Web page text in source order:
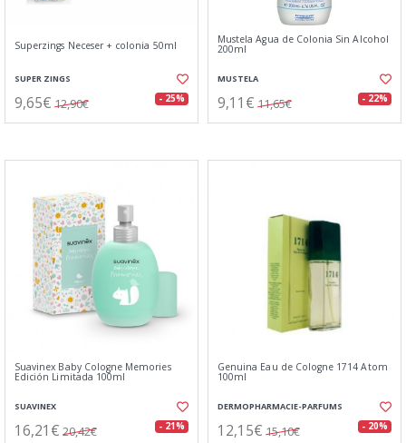
Superzings Neceser + colonia 50ml
SUPER ZINGS
9,65€ 12,90€ - 25%
Mustela Agua de Colonia Sin Alcohol
200ml
MUSTELA
9,11€ 11,65€ - 22%
Suavinex Baby Cologne Memories
Edición Limitada 100ml
SUAVINEX
16,21€ 20,42€ - 21%
Genuina Eau de Cologne 1714 Atom
100ml
DERMOPHARMACIE-PARFUMS
12,15€ 15,10€ - 20%